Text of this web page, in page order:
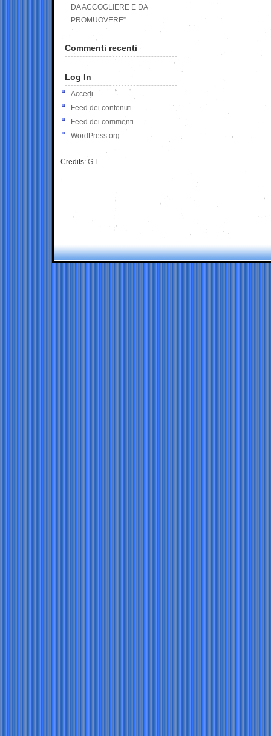
DA ACCOGLIERE E DA
PROMUOVERE”
Commenti recenti
Log In
Accedi
Feed dei contenuti
Feed dei commenti
WordPress.org
Credits: G.I